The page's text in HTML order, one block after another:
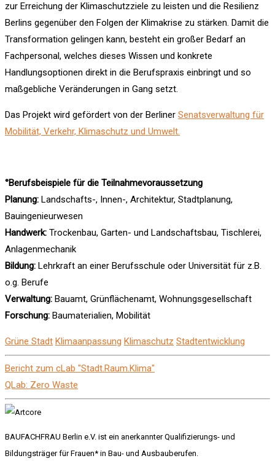
zur Erreichung der Klimaschutzziele zu leisten und die Resilienz
Berlins gegenüber den Folgen der Klimakrise zu stärken. Damit die
Transformation gelingen kann, besteht ein großer Bedarf an
Fachpersonal, welches dieses Wissen und konkrete
Handlungsoptionen direkt in die Berufspraxis einbringt und so
maßgebliche Veränderungen in Gang setzt.
Das Projekt wird gefördert von der Berliner Senatsverwaltung für
Mobilität, Verkehr, Klimaschutz und Umwelt.
°Berufsbeispiele für die Teilnahmevoraussetzung
Planung: Landschafts-, Innen-, Architektur, Stadtplanung,
Bauingenieurwesen
Handwerk: Trockenbau, Garten- und Landschaftsbau, Tischlerei,
Anlagen­mechanik
Bildung: Lehrkraft an einer Berufsschule oder Universität für z.B.
o.g. Berufe
Verwaltung: Bauamt, Grünflächenamt, Wohnungsgesellschaft
Forschung: Baumaterialien, Mobilität
Grüne Stadt Klimaanpassung Klimaschutz Stadtentwicklung
Bericht zum cLab "Stadt.Raum.Klima"
QLab: Zero Waste
BAUFACHFRAU Berlin e.V. ist ein anerkannter Qualifizierungs- und
Bildungsträger für Frauen* in Bau- und Ausbauberufen.